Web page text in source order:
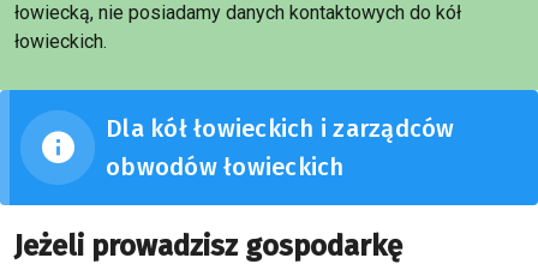
łowiecką, nie posiadamy danych kontaktowych do kół
łowieckich.
Dla kół łowieckich i zarządców
obwodów łowieckich
Jeżeli prowadzisz gospodarkę